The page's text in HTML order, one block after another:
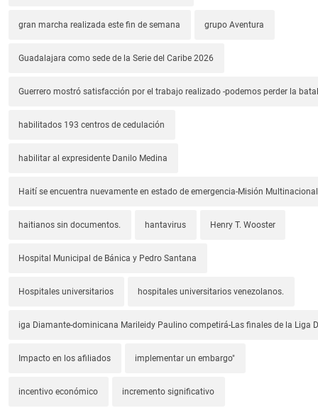
gran marcha realizada este fin de semana grupo Aventura
Guadalajara como sede de la Serie del Caribe 2026
Guerrero mostró satisfacción por el trabajo realizado -podemos perder la
habilitados 193 centros de cedulación
habilitar al expresidente Danilo Medina
Haití se encuentra nuevamente en estado de emergencia-Misión
haitianos sin documentos. hantavirus Henry T. Wooster
Hospital Municipal de Bánica y Pedro Santana
Hospitales universitarios hospitales universitarios venezolanos.
iga Diamante-dominicana Marileidy Paulino competirá-Las finales de la Liga
Impacto en los afiliados implementar un embargo"
incentivo económico incremento significativo